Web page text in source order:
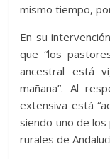
mismo tiempo,
En su
que “los
ancestral está
mañana”. Al
extensiva está
siendo uno de los
rurales de